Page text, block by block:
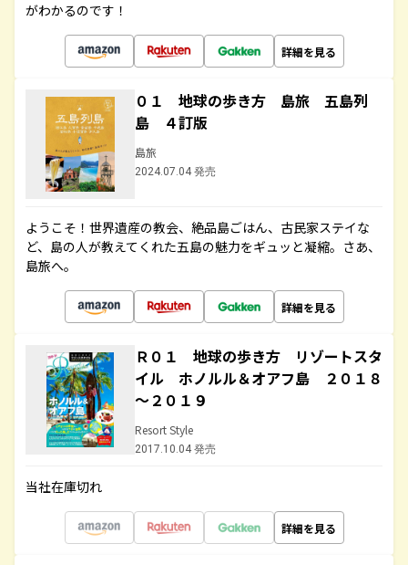
がわかるのです！
詳細を見る
０１ 地球の歩き方 島旅 五島列
島 ４訂版
島旅
2024.07.04 発売
ようこそ！世界遺産の教会、絶品島ごはん、古民家ステイな
ど、島の人が教えてくれた五島の魅力をギュッと凝縮。さあ、
島旅へ。
詳細を見る
Ｒ０１ 地球の歩き方 リゾートスタ
イル ホノルル＆オアフ島 ２０１８
～２０１９
Resort Style
2017.10.04 発売
当社在庫切れ
詳細を見る